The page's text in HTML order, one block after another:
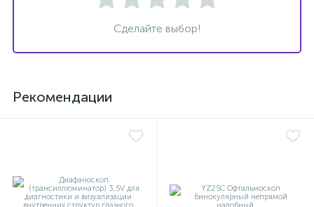
Сделайте выбор!
Рекомендации